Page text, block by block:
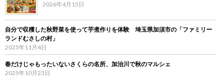
2026年4月15日
自分で収穫した秋野菜を使って芋煮作りを体験 埼玉県加須市の「ファミリー
ランドむさしの村」
2025年11月4日
春だけじゃもったいないさくらの名所、加治川で秋のマルシェ
2025年10月23日